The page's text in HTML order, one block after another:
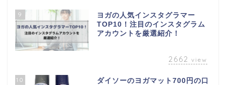
9
ヨガの人気インスタグラマー
TOP10！注目のインスタグラム
アカウントを厳選紹介！
2662 view
10
ダイソーのヨガマット700円の口